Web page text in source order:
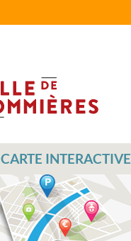
CARTE INTERACTIVE